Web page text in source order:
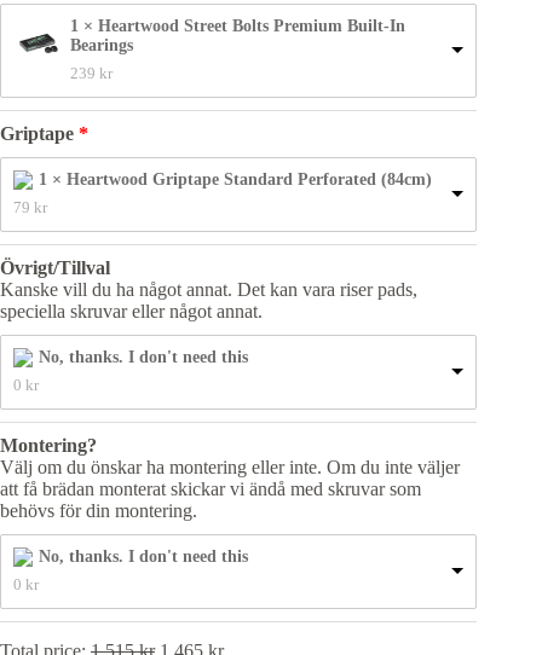
299 kr.
249 kr.
1 × Heartwood Street Bolts Premium Built-In
Bearings
239 kr
Griptape
1 × Heartwood Griptape Standard Perforated (84cm)
79 kr
Övrigt/Tillval
Kanske vill du ha något annat. Det kan vara riser pads,
speciella skruvar eller något annat.
No, thanks. I don't need this
0 kr
Montering?
Välj om du önskar ha montering eller inte. Om du inte väljer
att få brädan monterat skickar vi ändå med skruvar som
behövs för din montering.
No, thanks. I don't need this
0 kr
Total price: 1 515kr 1 465 kr